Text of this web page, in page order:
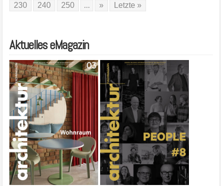
230
240 250 ... » Letzte »
Aktuelles eMagazin